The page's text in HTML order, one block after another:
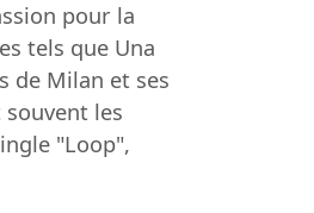
pour la
tels que Una
de Milan et ses
les
"Loop",